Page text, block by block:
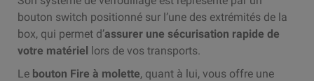
bouton switch positionné sur l’une des extrémités de la
box, qui permet d’assurer une sécurisation rapide de
votre matériel lors de vos transports.
Le bouton Fire à molette, quant à lui, vous offre une